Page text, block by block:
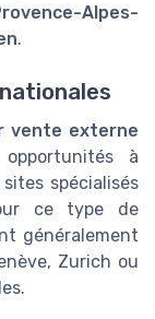
Alpes-
.
vente externe
à
sites spécialisés
ce type de
généralement
Zurich ou